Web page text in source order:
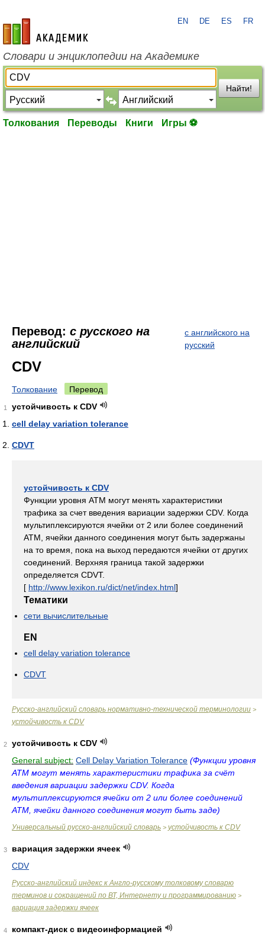
academic.ru
EN DE ES FR
Словари и энциклопедии на Академике
Найти!
Толкования Переводы Книги Игры ⚽
Перевод: с русского на
английский
с английского на
русский
CDV
Толкование Перевод
1
устойчивость к CDV
cell delay variation tolerance
CDVT
устойчивость к CDV
Функции уровня ATM могут менять характеристики
трафика за счет введения вариации задержки CDV. Когда
мультиплексируются ячейки от 2 или более соединений
ATM, ячейки данного соединения могут быть задержаны
на то время, пока на выход передаются ячейки от других
соединений. Верхняя граница такой задержки
определяется CDVT.
[ http://www.lexikon.ru/dict/net/index.html]
Тематики
сети вычислительные
EN
cell delay variation tolerance
CDVT
Русско-английский словарь нормативно-технической терминологии >
устойчивость к CDV
2
устойчивость к CDV
General subject: Cell Delay Variation Tolerance (Функции уровня
ATM могут менять характеристики трафика за счёт
введения вариации задержки CDV. Когда
мультиплексируются ячейки от 2 или более соединений
ATM, ячейки данного соединения могут быть заде)
Универсальный русско-английский словарь > устойчивость к CDV
3
вариация задержки ячеек
CDV
Русско-английский индекс к Англо-русскому толковому словарю
терминов и сокращений по ВТ, Интернету и программированию >
вариация задержки ячеек
4
компакт-диск с видеоинформацией